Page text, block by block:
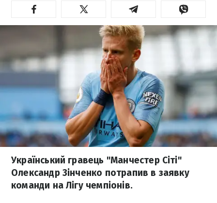
Український гравець "Манчестер Сіті"
Олександр Зінченко потрапив в заявку
команди на Лігу чемпіонів.